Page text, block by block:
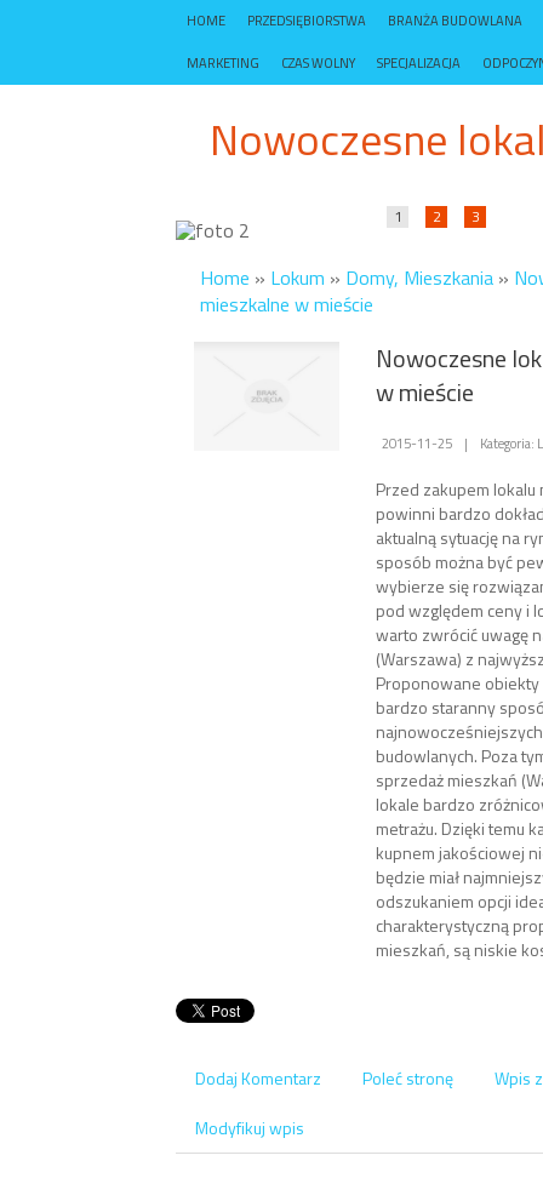
HOME PRZEDSIĘBIORSTWA BRANŻA BUDOWLANA
MARKETING CZAS WOLNY SPECJALIZACJA
Nowoczesne
1 2 3
Home » Lokum » Domy, Mieszkania »
mieszkalne w mieście
Nowoczesne
w mieście
2015-11-25 |
Przed zakupem
powinni bardzo
aktualną sytuację na
sposób można być
wybierze się
pod względem ceny i
warto zwrócić uwagę
(Warszawa) z
Proponowane
bardzo staranny
budowlanych. Poza
sprzedaż mieszkań
lokale bardzo
metrażu. Dzięki temu
kupnem jakościowej
będzie miał
odszukaniem opcji
charakterystyczną
mieszkań, są niskie
Dodaj Komentarz Poleć stronę
Wpis
Modyfikuj wpis